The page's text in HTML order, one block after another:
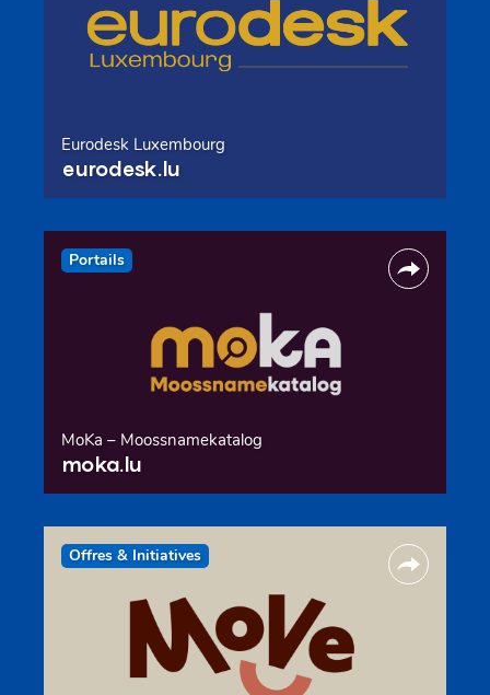
Eurodesk Luxembourg
eurodesk.lu
Portails
MoKa – Moossnamekatalog
moka.lu
Offres & Initiatives